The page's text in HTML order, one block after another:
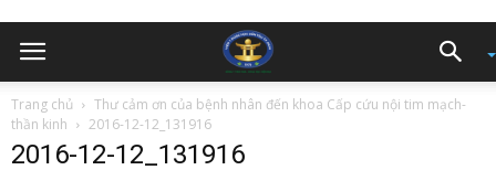
Trang chủ
Thư cảm ơn của bệnh nhân đến khoa Cấp cứu nội tim mạch-
thần kinh
2016-12-12_131916
2016-12-12_131916